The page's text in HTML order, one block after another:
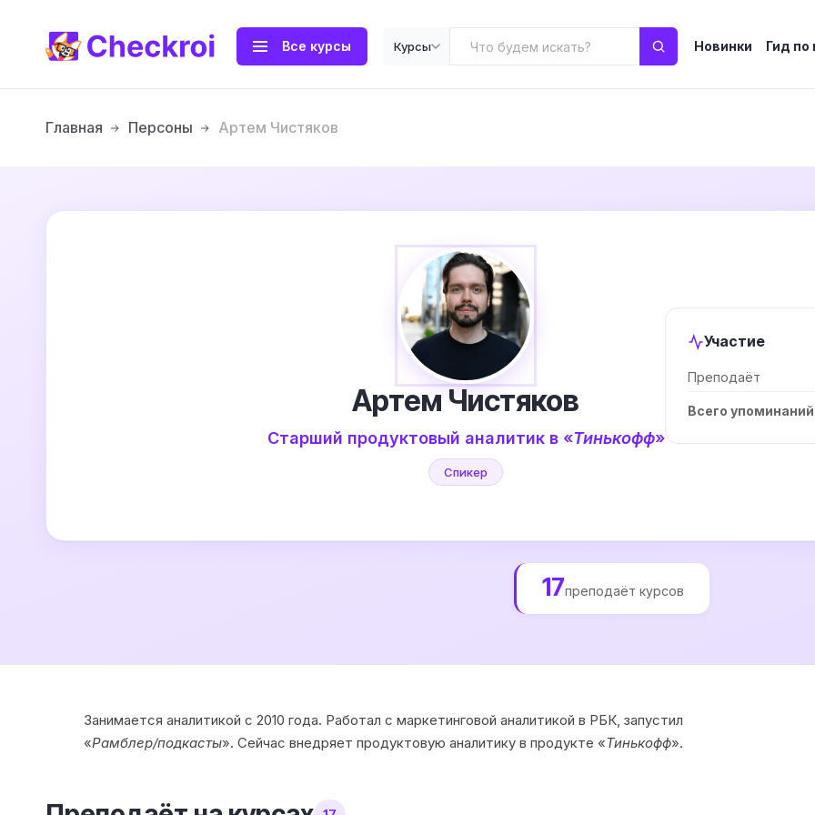
Все курсы Курсы Новинки Гид
Главная Персоны Артем Чистяков
Артем Чистяков
Старший продуктовый аналитик в «Тинькофф»
Спикер
Участие
Преподаёт
Всего упоминаний
17преподаёт курсов
Занимается аналитикой с 2010 года. Работал с маркетинговой аналитикой в РБК, запустил
«Рамблер/подкасты». Сейчас внедряет продуктовую аналитику в продукте «Тинькофф».